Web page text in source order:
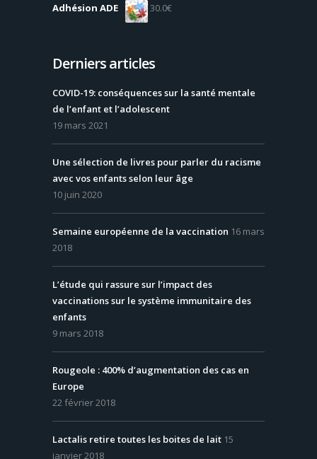
Adhésion ADE 30.0€
Derniers articles
COVID-19: conséquences sur la santé mentale
de l’enfant et l’adolescent
19 mars 2021
Une sélection de livres pour parler du racisme
avec vos enfants selon leur âge
10 juin 2020
Semaine européenne de la vaccination 16 mars
2018
L’étude qui rassure sur l’impact des
vaccinations sur le système immunitaire des
enfants
9 mars 2018
Rougeole : 400% d’augmentation des cas en
Europe
22 février 2018
Lactalis retire toutes les boites de lait 15
janvier 2018